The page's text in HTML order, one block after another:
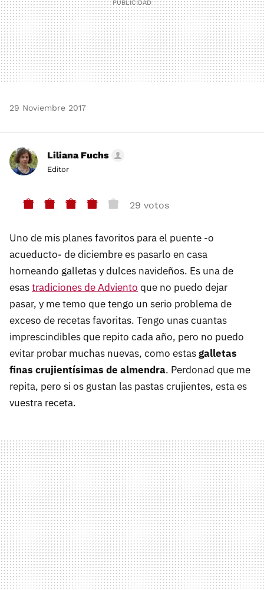
29 Noviembre 2017
Liliana Fuchs
Editor
29 votos
Uno de mis planes favoritos para el puente -o
acueducto- de diciembre es pasarlo en casa
horneando galletas y dulces navideños. Es una de
esastradiciones de Adviento que no puedo dejar
pasar, y me temo que tengo un serio problema de
exceso de recetas favoritas. Tengo unas cuantas
imprescindibles que repito cada año, pero no puedo
evitar probar muchas nuevas, como estasgalletas
finas crujientísimas de almendra. Perdonad que me
repita, pero si os gustan las pastas crujientes, esta es
vuestra receta.